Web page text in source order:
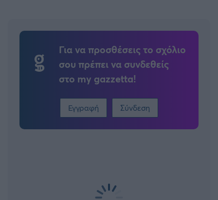
Για να προσθέσεις το σχόλιο
σου πρέπει να συνδεθείς
στο my gazzetta!
Εγγραφή Σύνδεση